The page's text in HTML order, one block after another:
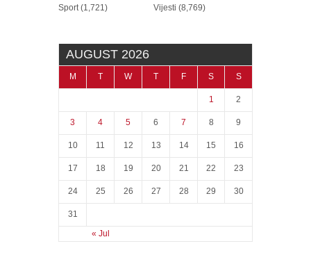
Sport(1,721) Vijesti (8,769)
AUGUST 2026
M T W T F S S
« Jul
1 2
3 4 5 6 7 8 9
10 11 12 13 14 15 16
17 18 19 20 21 22 23
24 25 26 27 28 29 30
31